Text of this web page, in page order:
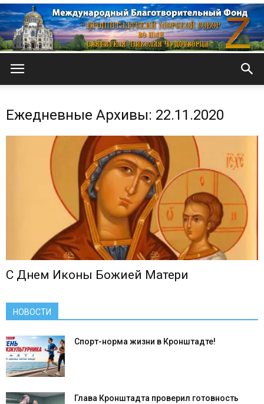
собор
Ежедневные Архивы: 22.11.2020
С Днем Иконы Божией Матери
НОВОСТИ
Спорт-норма жизни в Кронштадте!
Глава Кронштадта проверил готовность